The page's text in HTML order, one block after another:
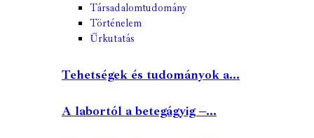
Társadalomtudomány
Történelem
Űrkutatás
Tehetségek és tudományok a...
A labortól a betegágyig –...